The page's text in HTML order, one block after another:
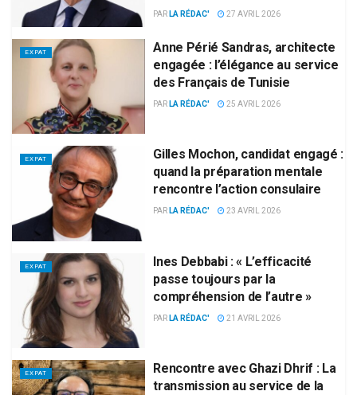
PAR LA RÉDAC' 27 AVRIL 2026
EXPAT
Anne Périé Sandras, architecte
engagée : l’élégance au service
des Français de Tunisie
PAR LA RÉDAC' 25 AVRIL 2026
EXPAT
Gilles Mochon, candidat engagé :
quand la préparation mentale
rencontre l’action consulaire
PAR LA RÉDAC' 23 AVRIL 2026
EXPAT
Ines Debbabi : « L’efficacité
passe toujours par la
compréhension de l’autre »
PAR LA RÉDAC' 21 AVRIL 2026
EXPAT
Rencontre avec Ghazi Dhrif : La
transmission au service de la